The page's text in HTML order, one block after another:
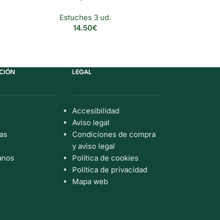
Estuches 3 ud.
14.50€
LEGAL
Accesibilidad
Aviso legal
Condiciones de compra
y aviso legal
Política de cookies
Política de privacidad
Mapa web